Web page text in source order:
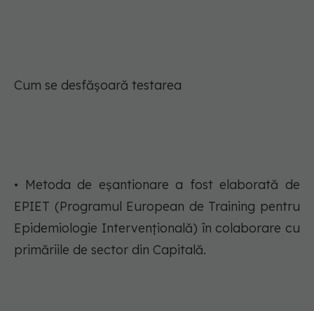
Cum se desfășoară testarea
• Metoda de eșantionare a fost elaborată de
EPIET (Programul European de Training pentru
Epidemiologie Intervențională) în colaborare cu
primăriile de sector din Capitală.